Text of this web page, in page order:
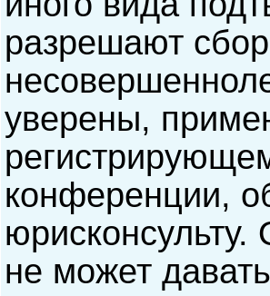
разрешают
уверены,
конференции,
не может